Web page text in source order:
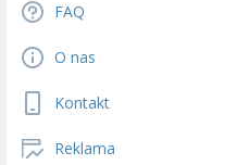
FAQ
O nas
Kontakt
Reklama